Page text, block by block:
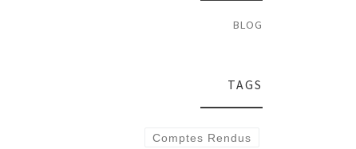
BLOG
TAGS
Comptes Rendus